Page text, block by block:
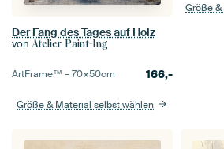
Der Fang des Tages auf Holz
von Atelier Paint-Ing
ArtFrame™ –70×50cm 166,-
Größe & Material selbst wählen
Größe